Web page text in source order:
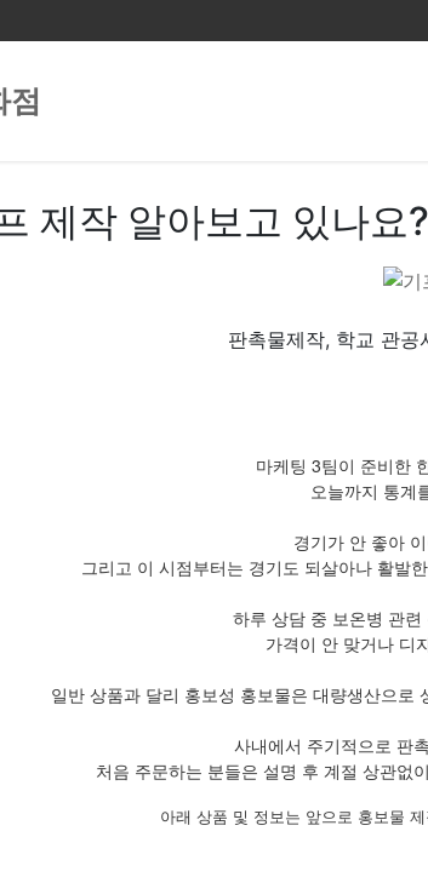
점
제작 알아보고 있나
판촉물제작, 학교 관
마케팅 3팀이 준비한
오늘까지 통계
경기가 안 좋아
그리고 이 시점부터는 경기도 되살아나 활발
하루 상담 중 보온병 관
가격이 안 맞거나 디
일반 상품과 달리 홍보성 홍보물은 대량생산으
사내에서 주기적으로 판
처음 주문하는 분들은 설명 후 계절 상관없
아래 상품 및 정보는 앞으로 홍보물